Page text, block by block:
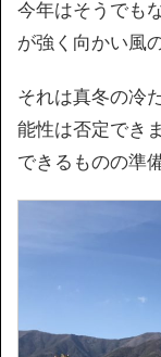
今年はそうでも
が強く向かい風
それは真冬の冷
能性は否定でき
できるものの準